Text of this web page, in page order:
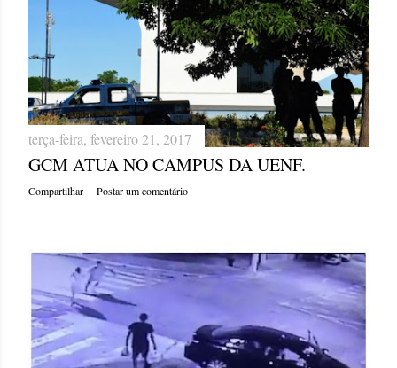
terça-feira, fevereiro 21, 2017
GCM ATUA NO CAMPUS DA UENF.
Compartilhar Postar um comentário